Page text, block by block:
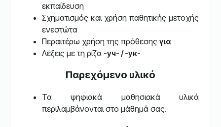
εκπαίδευση
Σχηματισμός και χρήση παθητικής μετοχής
ενεστώτα
Περαιτέρω χρήση της πρόθεσης για
Λέξεις με τη ρίζα -уч- / -ук-
Παρεχόμενο υλικό
Τα ψηφιακά μαθησιακά υλικά
περιλαμβάνονται στο μάθημά σας.